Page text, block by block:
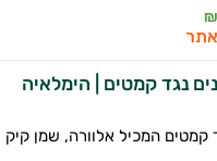
₪
נגד קמטים | הימלאיה
קמטים המכיל אלוורה, שמן קיק